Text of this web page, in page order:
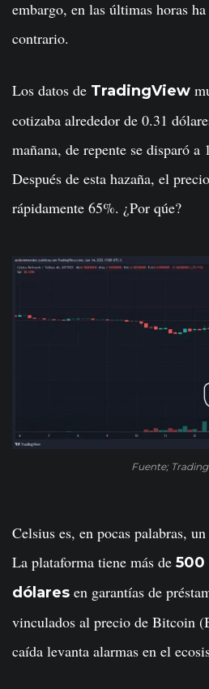
embargo, en las últimas horas
contrario.
Los datos de TradingView
cotizaba alrededor de 0.31
mañana, de repente se disparó a
Después de esta hazaña, el
rápidamente 65%. ¿Por qúe?
Fuente;
Celsius es, en pocas palabras,
La plataforma tiene más de 500
dólares en garantías de
vinculados al precio de Bitcoin
caída levanta alarmas en el